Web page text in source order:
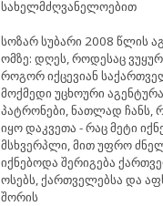
სახელმძღვანელოებით
სოზარ სუბარი 2008 წლის
ომზე: დღეს, როდესაც
როგორ იქცევიან
მოქმედი უცხოური
პატრონები, ნათლად ჩანს,
იყო დაკვეთა - რაც მეტი
მსხვერპლი, მით უფრო
იქნებოდა შერიგება
ოსებს, ქართველებსა და
შორის